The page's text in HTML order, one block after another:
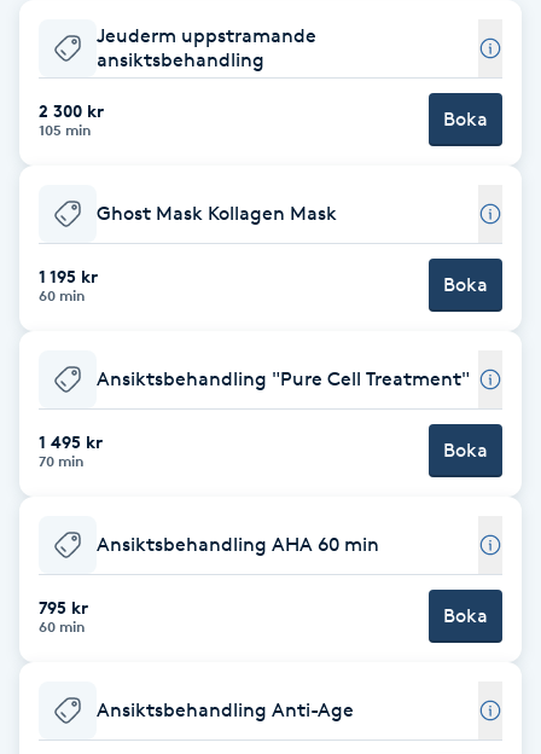
Babylights
Balayage
Barber
BIAB
Blowout
Brynfärgning
Brynplockning
Jeuderm uppstramande
ansiktsbehandling
2 300 kr
105 min Boka
Ghost Mask Kollagen Mask
1 195 kr
60 min Boka
Ansiktsbehandling "Pure Cell Treatment"
1 495 kr
70 min Boka
Ansiktsbehandling AHA 60 min
795 kr
60 min Boka
Ansiktsbehandling Anti-Age